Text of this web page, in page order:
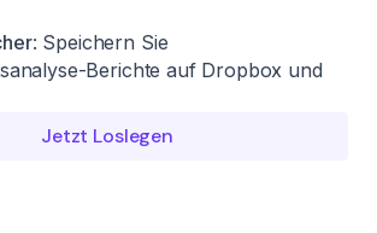
: Speichern Sie
Berichte auf Dropbox und
Jetzt Loslegen